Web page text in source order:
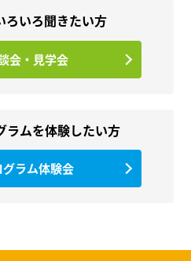
ろいろ聞きたい方
会・見学会
ラムを体験したい方
ラム体験会